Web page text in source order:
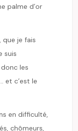
palme d’or
que je fais
suis
les
et c’est le
en difficulté,
chômeurs,